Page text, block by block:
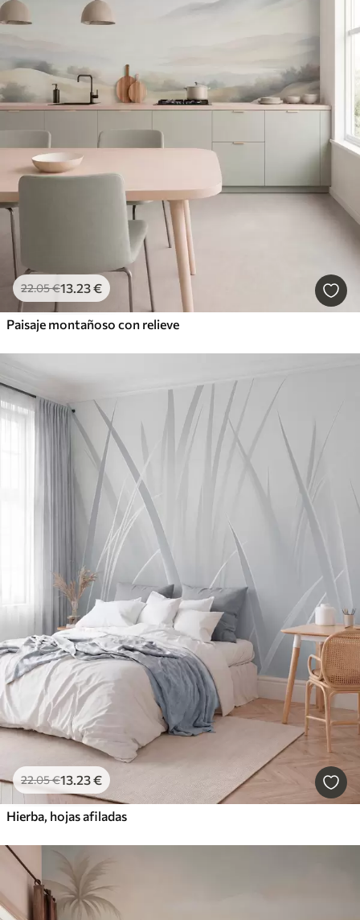
22.05€13 .23€
Paisaje montañoso con relieve
22.05€13 .23€
Hierba, hojas afiladas